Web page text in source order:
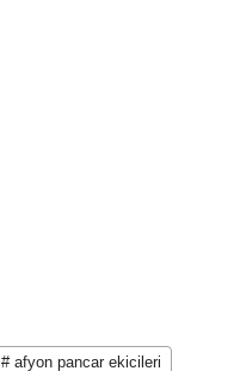
# afyon pancar ekicileri